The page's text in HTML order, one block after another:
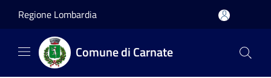
Regione Lombardia
Comune di Carnate